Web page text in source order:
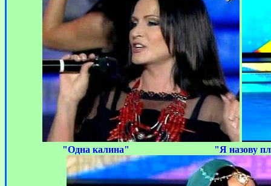
"Одна калина" "Я назову